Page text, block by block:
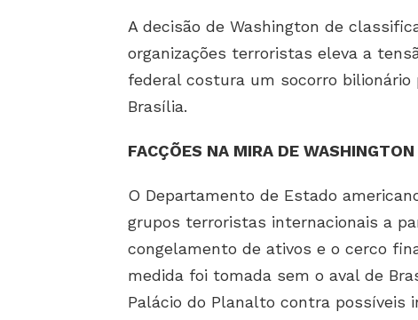
A decisão de Washington de
organizações terroristas eleva a
federal costura um socorro
Brasília.
FACÇÕES NA MIRA DE WASHINGTON
O Departamento de Estado
grupos terroristas internacionais a
congelamento de ativos e o cerco
medida foi tomada sem o aval de
Palácio do Planalto contra possíveis